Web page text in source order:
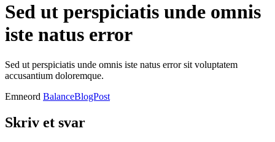
Sed ut perspiciatis unde omnis
iste natus error
Sed ut perspiciatis unde omnis iste natus error sit voluptatem
accusantium doloremque.
Emneord BalanceBlogPost
Skriv et svar